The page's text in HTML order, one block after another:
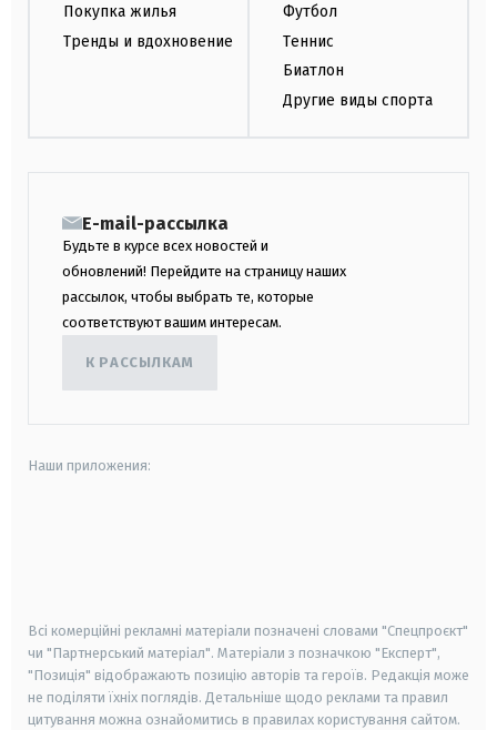
Покупка жилья
Тренды и вдохновение
Футбол
Теннис
Биатлон
Другие виды спорта
E-mail-рассылка
Будьте в курсе всех новостей и
обновлений! Перейдите на страницу наших
рассылок, чтобы выбрать те, которые
соответствуют вашим интересам.
К РАССЫЛКАМ
Наши приложения:
Всі комерційні рекламні матеріали позначені словами "Спецпроєкт"
чи "Партнерський матеріал". Матеріали з позначкою "Експерт",
"Позиція" відображають позицію авторів та героїв. Редакція може
не поділяти їхніх поглядів. Детальніше щодо реклами та правил
цитування можна ознайомитись в правилах користування сайтом.